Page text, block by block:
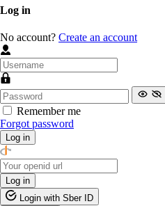
Log in
No account? Create an account
Remember me
Forgot password
Log in
Log in
Login with Sber ID